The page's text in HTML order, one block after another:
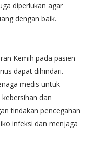
diperlukan agar
dengan baik.
Kemih pada pasien
dapat dihindari.
medis untuk
dan
tindakan pencegahan
infeksi dan menjaga